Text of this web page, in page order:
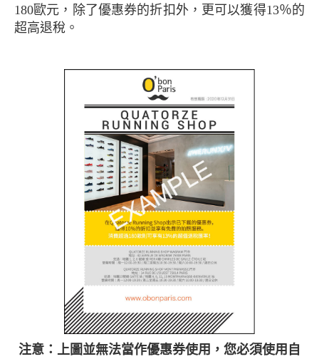
180歐元，除了優惠券的折扣外，更可以獲得13％的
超高退稅。
注意：上圖並無法當作優惠券使用，您必須使用自